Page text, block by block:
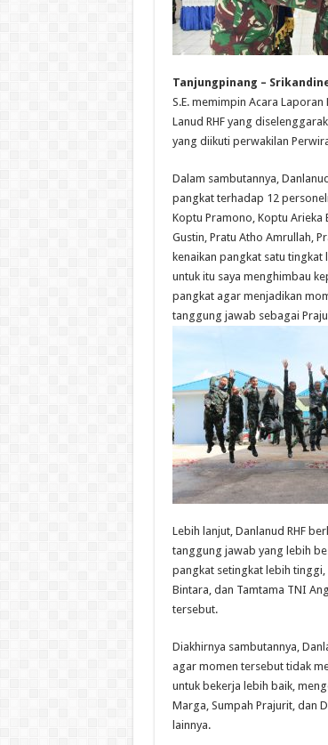
Tanjungpinang –
S.E. memimpin Acara
Lanud RHF yang
yang diikuti perwakilan
Dalam sambutannya,
pangkat terhadap 12
Koptu Pramono, Koptu Arieka
Gustin, Pratu Atho Amrullah,
kenaikan pangkat satu
untuk itu saya menghimbau
pangkat agar menjadikan
tanggung jawab sebagai
Lebih lanjut, Danlanud RHF
tanggung jawab yang lebih
pangkat setingkat lebih
Bintara, dan Tamtama TNI
tersebut.
Diakhirnya sambutannya,
agar momen tersebut tidak
untuk bekerja lebih baik,
Marga, Sumpah Prajurit, dan
lainnya.